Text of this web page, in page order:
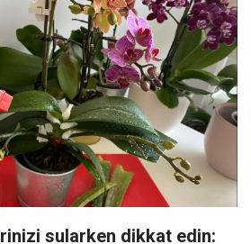
sularken dikkat edin: